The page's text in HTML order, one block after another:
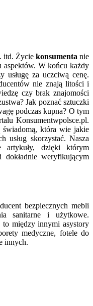
itd. Życie konsumenta nie
aspektów. W końcu każdy
usługę za uczciwą cenę.
nie znają litości i
czy brak znajomości
Jak poznać sztuczki
podczas kupna? O tym
Konsumentwpolsce.pl.
która wie jakie
usług skorzystać. Nasza
artykuły, dzięki którym
dokładnie weryfikującym
bezpiecznych mebli
sanitarne i użytkowe.
między innymi asystory
medyczne, fotele do
innych.